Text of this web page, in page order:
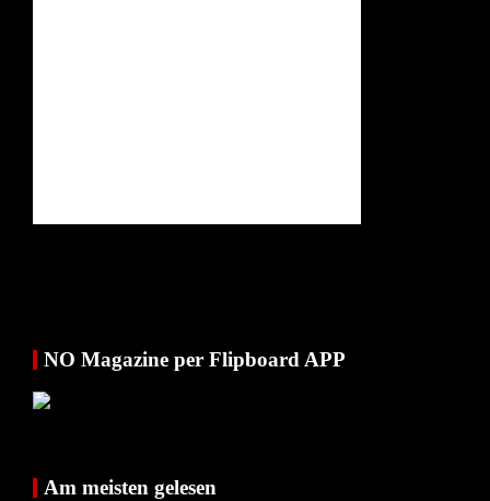
NO Magazine per Flipboard APP
Am meisten gelesen